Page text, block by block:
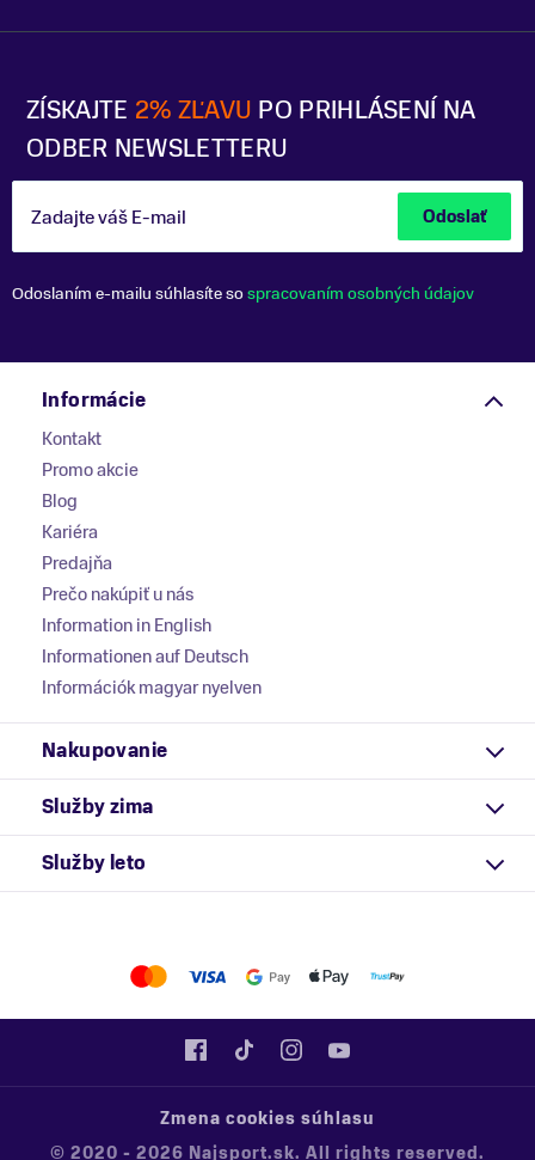
ZÍSKAJTE 2% ZĽAVU PO PRIHLÁSENÍ NA
ODBER NEWSLETTERU
Zadajte váš E-mail Odoslať
Odoslaním e-mailu súhlasíte sospracovaním osobných údajov
Informácie
Kontakt
Promo akcie
Blog
Kariéra
Predajňa
Prečo nakúpiť u nás
Information in English
Informationen auf Deutsch
Információk magyar nyelven
Nakupovanie
Služby zima
Služby leto
© 2020 - 2026 Najsport.sk. All rights reserved.
Zmena cookies súhlasu